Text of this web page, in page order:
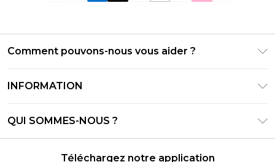
Comment pouvons-nous vous aider ?
Suivre et retourner ma commande
Options de livraison
Politique de retours – Mise à jour mai 2026
INFORMATION
Solde de la carte cadeau
QUI SOMMES-NOUS ?
Téléchargez notre application